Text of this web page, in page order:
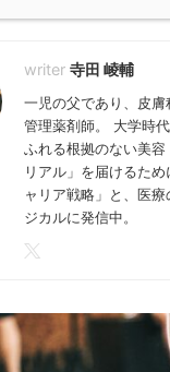
寺田 崚輔
一児の父であり、皮
管理薬剤師。 大学時
ふれる根拠のない美
リアル」を届けるた
ャリア戦略」と、医
ジカルに発信中。